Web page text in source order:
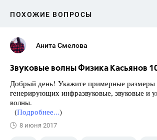
ПОХОЖИЕ ВОПРОСЫ
Анита Смелова
Звуковые волны Физика Касьянов
Добрый день! Укажите примерные размеры
генерирующих инфразвуковые, звуковые и
волны.
(Подробнее...)
8 июня 2017